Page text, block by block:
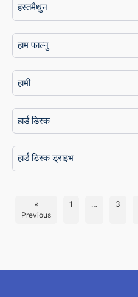
हस्तमैथुन
हाम फाल्नु
हामी
हार्ड डिस्क
हार्ड डिस्क ड्राइभ
«
Previous
1 … 3